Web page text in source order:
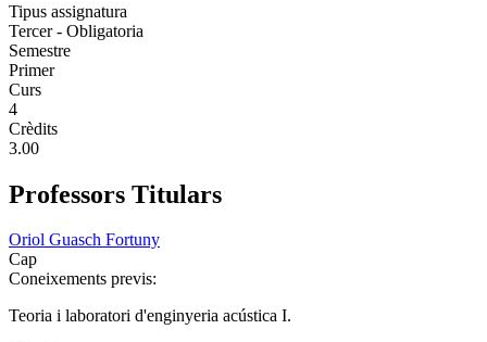
Tipus assignatura
Tercer - Obligatoria
Semestre
Primer
Curs
4
Crèdits
3.00
Professors Titulars
Oriol Guasch Fortuny
Cap
Coneixements previs:
Teoria i laboratori d'enginyeria acústica I.